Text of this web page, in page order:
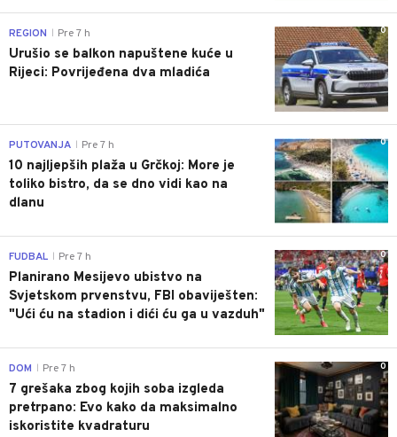
0
REGION Pre 7 h
Urušio se balkon napuštene kuće u
Rijeci: Povrijeđena dva mladića
0
PUTOVANJA Pre 7 h
10 najljepših plaža u Grčkoj: More je
toliko bistro, da se dno vidi kao na
dlanu
0
FUDBAL Pre 7 h
Planirano Mesijevo ubistvo na
Svjetskom prvenstvu, FBI obaviješten:
"Ući ću na stadion i dići ću ga u vazduh"
0
DOM Pre 7 h
7 grešaka zbog kojih soba izgleda
pretrpano: Evo kako da maksimalno
iskoristite kvadraturu